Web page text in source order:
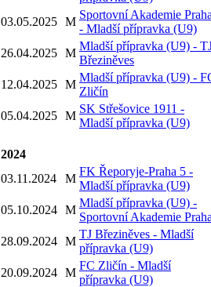
03.05.2025 M
Sportovní Akademie
- Mladší přípravka (U9)
26.04.2025 M
Mladší přípravka (U9) -
Březiněves
12.04.2025 M
Mladší přípravka (U9) -
Zličín
05.04.2025 M
SK Střešovice 1911 -
Mladší přípravka (U9)
2024
03.11.2024
M
FK Řeporyje-Praha 5 -
Mladší přípravka (U9)
05.10.2024 M
Mladší přípravka (U9) -
Sportovní Akademie
28.09.2024 M
TJ Březiněves - Mladší
přípravka (U9)
20.09.2024 M
FC Zličín - Mladší
přípravka (U9)